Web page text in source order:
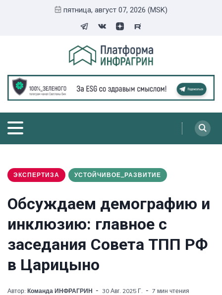
пятница, август 07, 2026 (MSK)
ЭКСПЕРТИЗА УСТОЙЧИВОЕ_РАЗВИТИЕ
Обсуждаем демографию и
инклюзию: главное с
заседания Совета ТПП РФ
в Царицыно
Автор: Команда ИНФРАГРИН 30 Авг. 2025 Г. 7 мин чтения